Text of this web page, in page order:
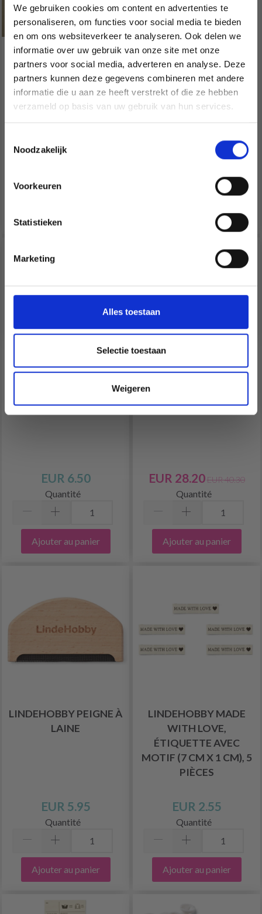
We gebruiken cookies om content en advertenties te
personaliseren, om functies voor social media te bieden
en om ons websiteverkeer te analyseren. Ook delen we
informatie over uw gebruik van onze site met onze
partners voor social media, adverteren en analyse. Deze
partners kunnen deze gegevens combineren met andere
informatie die u aan ze heeft verstrekt of die ze hebben
verzameld op basis van uw gebruik van hun services.
Noodzakelijk
Voorkeuren
Statistieken
Marketing
Alles toestaan
Selectie toestaan
Weigeren
HOBBYARTS BOÎTE EN
COUVERCLE,
TRANSPARENT,
EUR 10.40
HOBBYARTS CLIP EN
BOIS, ROND, AVEC
TROUS, 1 PC.
EUR 1.99
Voir toutes les options
CISEAUX CIGOGNE OR
EUR 6.50
Quantité
Ajouter au panier
EUR 28.20 EUR 40.30
Quantité
Ajouter au panier
LINDEHOBBY PEIGNE À
LAINE
EUR 5.95
Quantité
Ajouter au panier
LINDEHOBBY MADE
WITH LOVE,
ÉTIQUETTE AVEC
MOTIF (7 CM X 1 CM), 5
PIÈCES
EUR 2.55
Quantité
Ajouter au panier
Économisez jusqu'à 50 %
Soyez le premier à connaître nos soldes et
Wil je liever nieuws ontvangen over onze
Nederlands?